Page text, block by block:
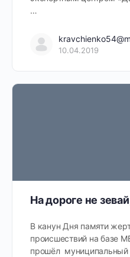
…
10.04.2019
На дороге не
В канун Дня памяти
происшествий на базе
прошёл муниципальный